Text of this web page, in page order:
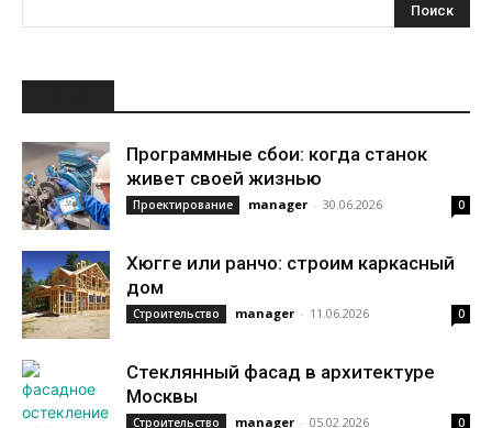
Программные сбои: когда станок
живет своей жизнью
Проектирование manager - 30.06.2026 0
Хюгге или ранчо: строим каркасный
дом
Строительство manager - 11.06.2026 0
Стеклянный фасад в архитектуре
Москвы
Строительство manager - 05.02.2026 0